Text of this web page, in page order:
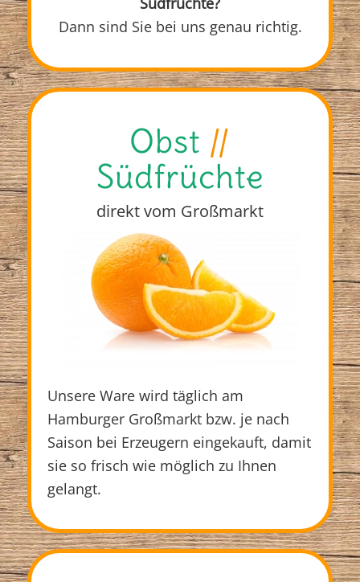
Dann sind Sie bei uns genau richtig.
Obst //
Südfrüchte
direkt vom Großmarkt
Unsere Ware wird täglich am
Hamburger Großmarkt bzw. je nach
Saison bei Erzeugern eingekauft, damit
sie so frisch wie möglich zu Ihnen
gelangt.